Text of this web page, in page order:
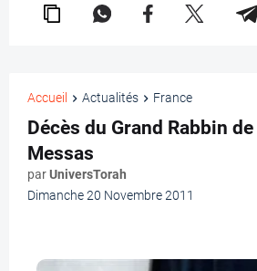
Accueil Actualités France
Décès du Grand Rabbin
Messas
parUniversTorah
Dimanche 20 Novembre 2011